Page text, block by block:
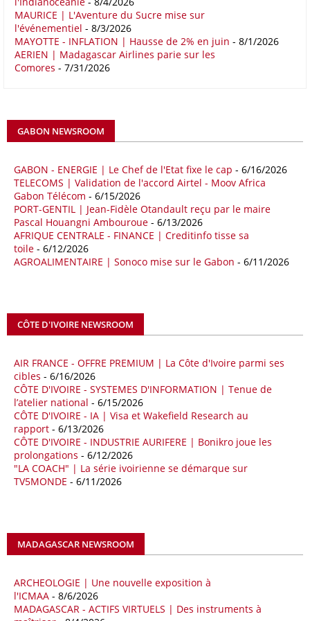
16/05/26 COMMERCE CHINE - AFRIQUE
Le déficit commercial de l’Afrique avec la Chine s’est creusé de 48,27
% au cours des quatre premiers mois de 2026 comparativement à la
même période de 2025 pour s’établir à 36,8 milliards de dollars, en
avril, à 81,82 milliards de dollars. Durant la même période, les
importations chinoises en provenance du continent ont atteint 45,02
quatre premiers mois de 2025.
09/05/26 ITALIE - LIBYE
Les deux pays veulent accélérer leurs projets gaziers communs, afin
de sécuriser davantage les approvisionnements énergétiques en
Méditerranée, dans un contexte marqué par des tensions
géopolitiques internationales et des perturbations sur le marché
mondial du gaz. Réunis à Rome le jeudi 7 mai, la Première ministre
coopération et les investissements dans le secteur énergétique. Cette
séquence survient alors que Rome cherche à réduire son exposition
18/04/26 ALGERIE - BP
La multinationale BP signe son retour en Algérie où un permis de
prospection d’hydrocarbures dans le bassin oriental lui a été attribué
par l’Agence nationale pour la valorisation des ressources en
hydrocarbures (ALNAFT). L’information rendue publique mercredi 15
avril par l’institution, intervient dans le cadre de sa politique de relance
de l’exploration. Le périmètre concerné se situe dans une zone de
l’est du pays jugée peu explorée malgré son potentiel. BP pourra y
lancer ses premières opérations de prospection sur le terrain portant
18/04/26 OUGANDA - CITIBANK
américaine Citibank pour arranger la mobilisation des financements
nécessaires à la construction du chemin de fer à écartement standard
(SGR) qui devrait relier la capitale Kampala à la frontière avec le
MAURICE | L'Aventure du Sucre mise sur
l'événementiel - 8/3/2026
MAYOTTE - INFLATION | Hausse de 2% en juin - 8/1/2026
AERIEN | Madagascar Airlines parie sur les
Comores - 7/31/2026
GABON NEWSROOM
GABON - ENERGIE | Le Chef de l'Etat fixe le cap - 6/16/2026
TELECOMS | Validation de l'accord Airtel - Moov Africa
Gabon Télécom - 6/15/2026
PORT-GENTIL | Jean-Fidèle Otandault reçu par le maire
Pascal Houangni Ambouroue - 6/13/2026
AFRIQUE CENTRALE - FINANCE | Creditinfo tisse sa
toile - 6/12/2026
AGROALIMENTAIRE | Sonoco mise sur le Gabon - 6/11/2026
CÔTE D'IVOIRE NEWSROOM
AIR FRANCE - OFFRE PREMIUM | La Côte d'Ivoire parmi ses
cibles - 6/16/2026
CÔTE D'IVOIRE - SYSTEMES D'INFORMATION | Tenue de
l’atelier national - 6/15/2026
CÔTE D'IVOIRE - IA | Visa et Wakefield Research au
rapport - 6/13/2026
CÔTE D'IVOIRE - INDUSTRIE AURIFERE | Bonikro joue les
prolongations - 6/12/2026
"LA COACH" | La série ivoirienne se démarque sur
TV5MONDE - 6/11/2026
MADAGASCAR NEWSROOM
ARCHEOLOGIE | Une nouvelle exposition à
l'ICMAA - 8/6/2026
MADAGASCAR - ACTIFS VIRTUELS | Des instruments à